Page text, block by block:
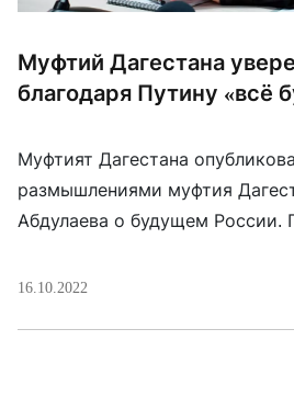
Муфтий Дагестана
благодаря Путину «всё
Муфтият Дагестана
размышлениями муфтия
Абдулаева о будущем России.
в развитие ислама в РФ. «И то,
16.10.2022